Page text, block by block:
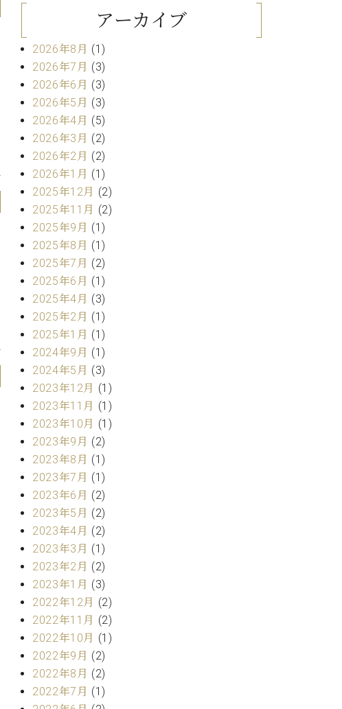
アーカイブ
2026年8月 (1)
2026年7月 (3)
2026年6月 (3)
2026年5月 (3)
2026年4月 (5)
2026年3月 (2)
2026年2月 (2)
2026年1月 (1)
2025年12月 (2)
2025年11月 (2)
2025年9月 (1)
2025年8月 (1)
2025年7月 (2)
2025年6月 (1)
2025年4月 (3)
2025年2月 (1)
2025年1月 (1)
2024年9月 (1)
2024年5月 (3)
2023年12月 (1)
2023年11月 (1)
2023年10月 (1)
2023年9月 (2)
2023年8月 (1)
2023年7月 (1)
2023年6月 (2)
2023年5月 (2)
2023年4月 (2)
2023年3月 (1)
2023年2月 (2)
2023年1月 (3)
2022年12月 (2)
2022年11月 (2)
2022年10月 (1)
2022年9月 (2)
2022年8月 (2)
2022年7月 (1)